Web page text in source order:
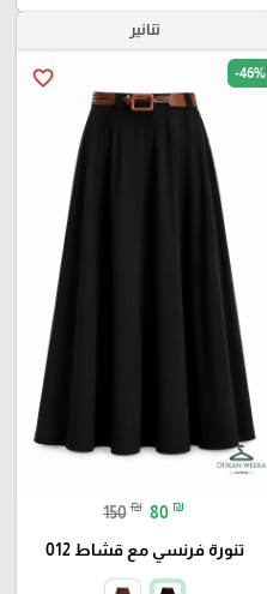
تنانير
favorite_border -46%
150 ₪ 80 ₪
تنورة فرنسي مع قشاط 012